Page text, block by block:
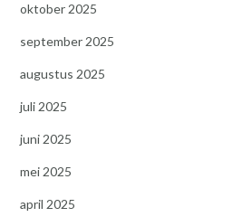
oktober 2025
september 2025
augustus 2025
juli 2025
juni 2025
mei 2025
april 2025